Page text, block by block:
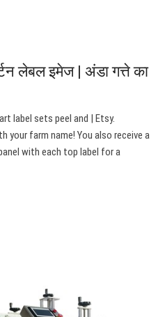
लेबल इमेज | अंडा गत्ते का
label sets peel and | Etsy.
your farm name! You also receive a
with each top label for a